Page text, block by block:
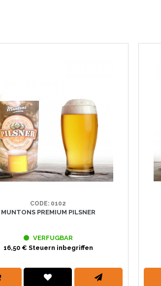
CODE: 0102
MUNTONS PREMIUM PILSNER
VERFUGBAR
16,50 € Steuern inbegriffen